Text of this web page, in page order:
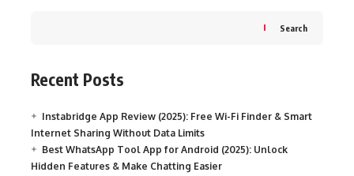
Search
Recent Posts
Instabridge App Review (2025): Free Wi-Fi Finder & Smart
Internet Sharing Without Data Limits
Best WhatsApp Tool App for Android (2025): Unlock
Hidden Features & Make Chatting Easier